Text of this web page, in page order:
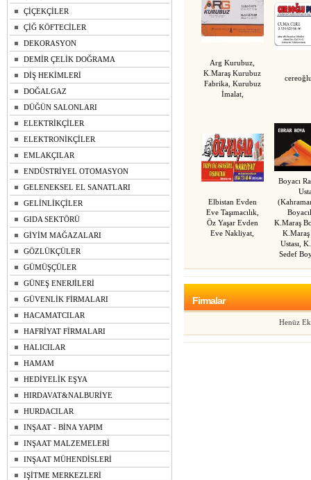
ÇİÇEKÇİLER
ÇİĞ KÖFTECİLER
DEKORASYON
DEMİR ÇELİK DOĞRAMA
DİŞ HEKİMLERİ
DOĞALGAZ
DÜĞÜN SALONLARI
ELEKTRİKÇİLER
ELEKTRONİKÇİLER
EMLAKÇILAR
ENDÜSTRİYEL OTOMASYON
GELENEKSEL EL SANATLARI
GELİNLİKÇİLER
GIDA SEKTÖRÜ
GİYİM MAĞAZALARI
GÖZLÜKÇÜLER
GÜMÜŞÇÜLER
GÜNEŞ ENERJİLERİ
GÜVENLİK FİRMALARI
HACAMATCILAR
HAFRİYAT FİRMALARI
HALICILAR
HAMAM
HEDİYELİK EŞYA
HIRDAVAT&NALBURİYE
HURDACILAR
INŞAAT - BİNA YAPIM
INŞAAT MALZEMELERİ
INŞAAT MÜHENDİSLERİ
IŞİTME MERKEZLERİ
Arg Kurubuz,
K.Maraş Kurubuz
Fabrika, Kurubuz
İmalat,
Elbistan Evden
Eve Taşımacılık,
Öz Yaşar Evden
Eve Nakliyat,
Boyacı
K.Maraş
Ustası,
Sedef
Firmalar
Henüz